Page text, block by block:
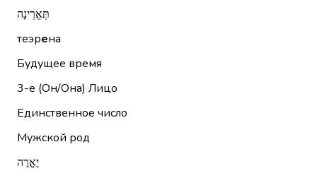
תֶּאֱרֶינָה
теэрена
Будущее время
3-е (Он/Она) Лицо
Единственное число
Мужской род
יֶאֱרֶה